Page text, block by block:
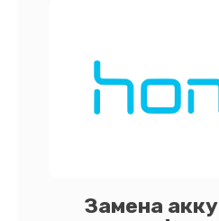
Замена